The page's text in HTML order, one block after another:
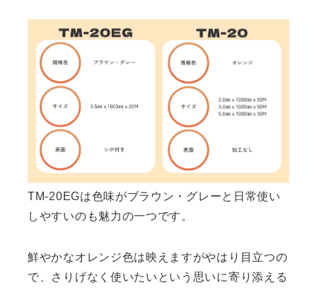
TM-20EGは色味がブラウン・グレーと日常使い
しやすいのも魅力の一つです。
鮮やかなオレンジ色は映えますがやはり目立つの
で、さりげなく使いたいという思いに寄り添える